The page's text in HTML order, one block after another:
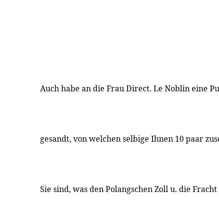
Auch habe an die Frau Direct. Le Noblin eine
gesandt, von welchen selbige Ihnen 10 paar
Sie sind, was den Polangschen Zoll u. die